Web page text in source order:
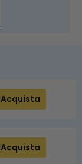
Acquista
Acquista